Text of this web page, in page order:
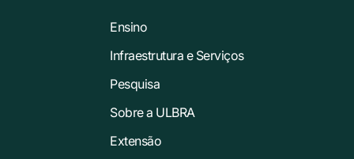
Ensino
Infraestrutura e Serviços
Pesquisa
Sobre a ULBRA
Extensão